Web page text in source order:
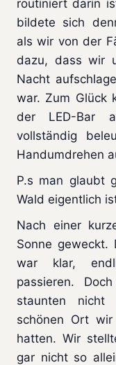
routiniert darin
bildete sich
als wir von der
dazu, dass wir
Nacht
war. Zum Glück
der LED-Bar
vollständig
Handumdrehen
P.s man glaubt
Wald eigentlich
Nach einer
Sonne geweckt.
war klar,
passieren.
staunten
schönen Ort
hatten. Wir
gar nicht so